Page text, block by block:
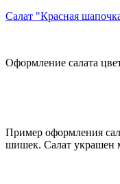
Салат "Красная
Оформление салата
Пример оформления
шишек. Салат украшен